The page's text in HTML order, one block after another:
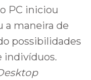
PC iniciou
a maneira de
possibilidades
indivíduos.